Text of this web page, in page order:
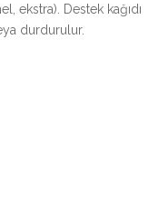
ekstra). Destek kağıdı
durdurulur.